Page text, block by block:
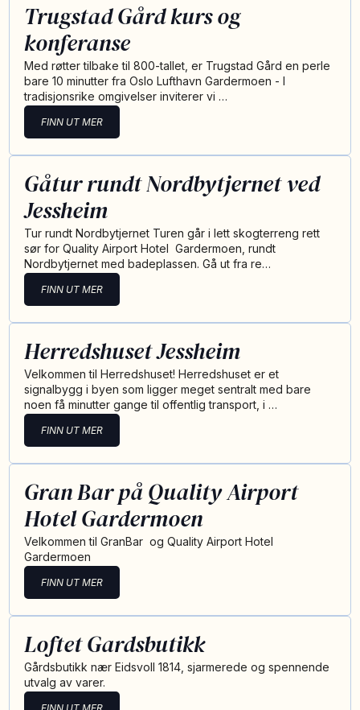
Trugstad Gård kurs og
konferanse
Med røtter tilbake til 800-tallet, er Trugstad Gård en perle
bare 10 minutter fra Oslo Lufthavn Gardermoen - I
tradisjonsrike omgivelser inviterer vi …
FINN UT MER
Gåtur rundt Nordbytjernet ved
Jessheim
Tur rundt Nordbytjernet Turen går i lett skogterreng rett
sør for Quality Airport Hotel Gardermoen, rundt
Nordbytjernet med badeplassen. Gå ut fra re…
FINN UT MER
Herredshuset Jessheim
Velkommen til Herredshuset! Herredshuset er et
signalbygg i byen som ligger meget sentralt med bare
noen få minutter gange til offentlig transport, i …
FINN UT MER
Gran Bar på Quality Airport
Hotel Gardermoen
Velkommen til GranBar og Quality Airport Hotel
Gardermoen
FINN UT MER
Loftet Gardsbutikk
Gårdsbutikk nær Eidsvoll 1814, sjarmerede og spennende
utvalg av varer.